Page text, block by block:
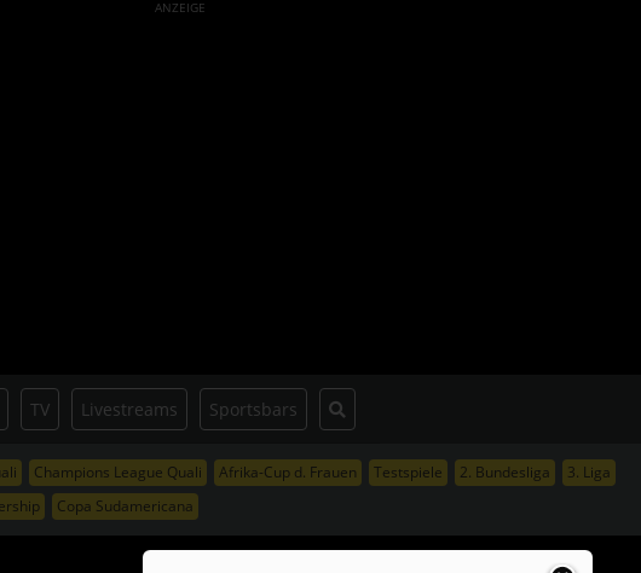
ANZEIGE
Champions League Quali Afrika-Cup d. Frauen Testspiele 2. Bundesliga
3. Liga
Copa Sudamericana
TV Livestreams Sportsbars